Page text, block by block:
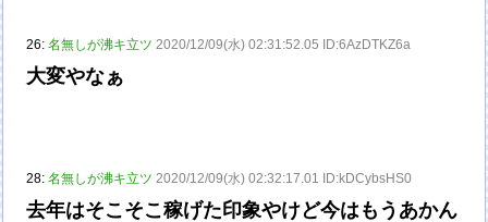
26:名無しが沸キ立ツ 2020/12/09(水) 02:31:52.05 ID:6AzDTKZ6a
大変やなぁ
28:名無しが沸キ立ツ 2020/12/09(水) 02:32:17.01 ID:kDCybsHS0
去年はそこそこ稼げた印象やけど今はもうあかん